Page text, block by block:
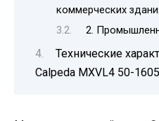
коммерческих
2.
Технические
Calpeda MXVL4 50-1605